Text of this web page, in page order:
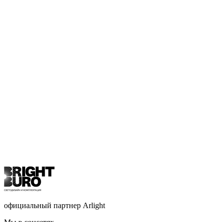
официальный партнер Arlight